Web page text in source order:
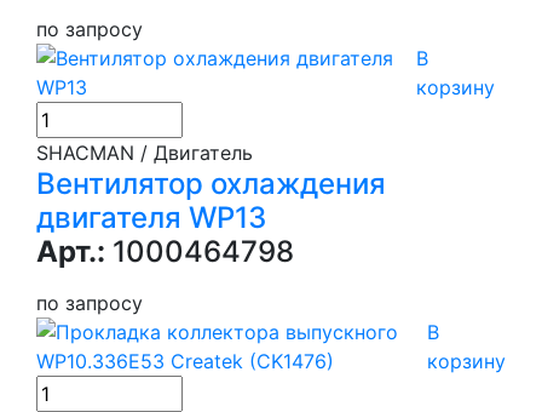
по запросу
В
корзину
SHACMAN / Двигатель
Вентилятор охлаждения
двигателя WP13
Арт.: 1000464798
по запросу
В
корзину